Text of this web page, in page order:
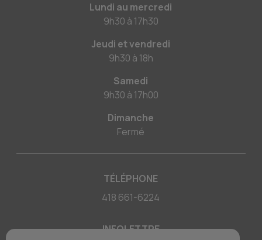
Lundi au mercredi
9h30 à 17h30
Jeudi et vendredi
9h30 à 18h
Samedi
9h30 à 17h00
Dimanche
Fermé
TÉLÉPHONE
418 661-6224
INFOLETTRE